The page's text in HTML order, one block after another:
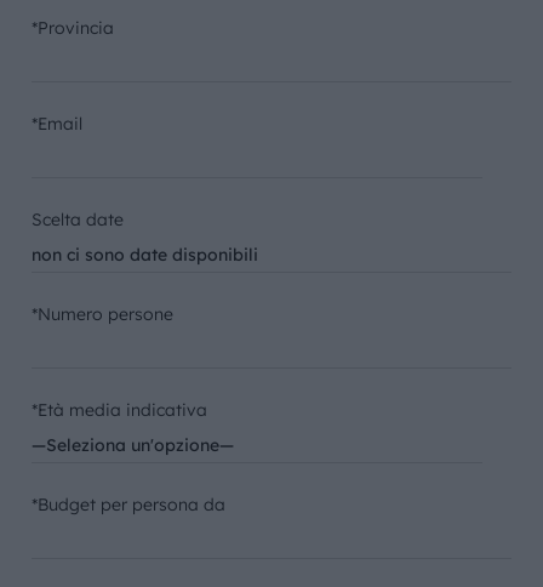
*Provincia
*Email
Scelta date
*Numero persone
*Età media indicativa
*Budget per persona da